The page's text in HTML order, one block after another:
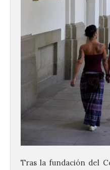
Tras la fundación del